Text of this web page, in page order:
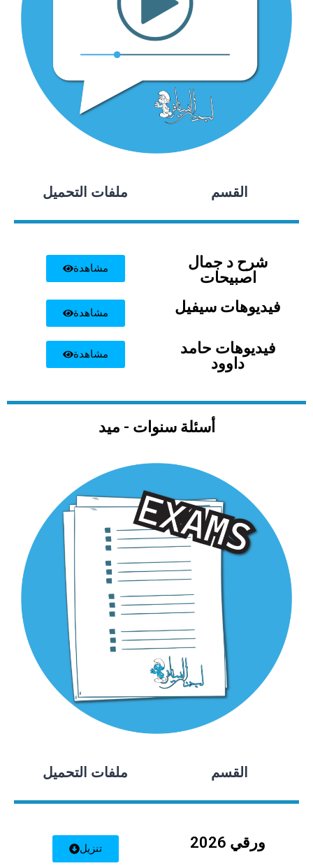
القسم ملفات التحميل
شرح د جمال
اصبيحات
مشاهدة
فيديوهات سيفيل مشاهدة
فيديوهات حامد
داوود
مشاهدة
أسئلة سنوات - ميد
القسم ملفات التحميل
ورقي 2026 تنزيل